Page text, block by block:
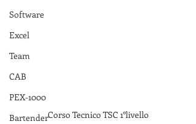
Software
Excel
Team
CAB
PEX-1000
BartenderCorso Tecnico TSC 1°livello